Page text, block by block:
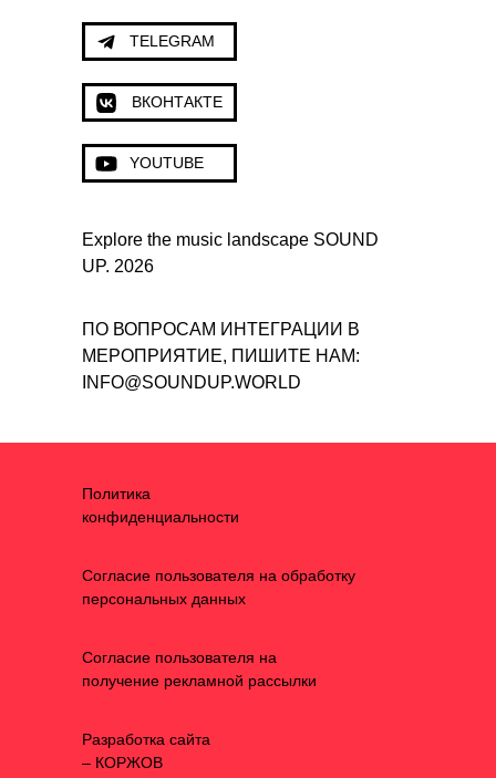
Explore the music landscape SOUND
UP. 2026
ПО ВОПРОСАМ ИНТЕГРАЦИИ В
МЕРОПРИЯТИЕ, ПИШИТЕ НАМ:
INFO@SOUNDUP.WORLD
ВКОНТАКТЕ
YOUTUBE
TELEGRAM
Политика
конфиденциальности
Согласие пользователя на обработку
персональных данных
Согласие пользователя на
получение рекламной рассылки
Разработка сайта
– КОРЖОВ